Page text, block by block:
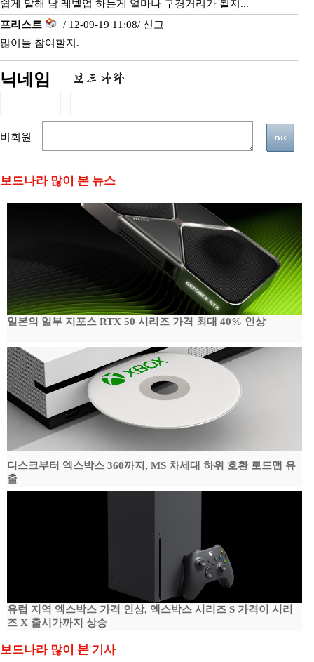
쉽게 말해 남 레벨업 하는게 얼마나 구경거리가 될지...
프리스트
/ 12-09-19 11:08/ 신고
많이들 참여할지.
닉네임
비회원
보드나라 많이 본 뉴스
일본의 일부 지포스 RTX 50 시리즈 가격 최대 40% 인상
디스크부터 엑스박스 360까지, MS 차세대 하위 호환 로드맵 유
출
유럽 지역 엑스박스 가격 인상, 엑스박스 시리즈 S 가격이 시리
즈 X 출시가까지 상승
보드나라 많이 본 기사